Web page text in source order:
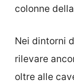
colonne
Nei dintorni
rilevare
oltre alle